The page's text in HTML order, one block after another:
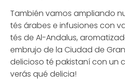
También vamos ampliando
tés árabes e infusiones con
tés de Al-Andalus,
embrujo de la Ciudad de
delicioso té pakistaní con un
verás qué delicia!